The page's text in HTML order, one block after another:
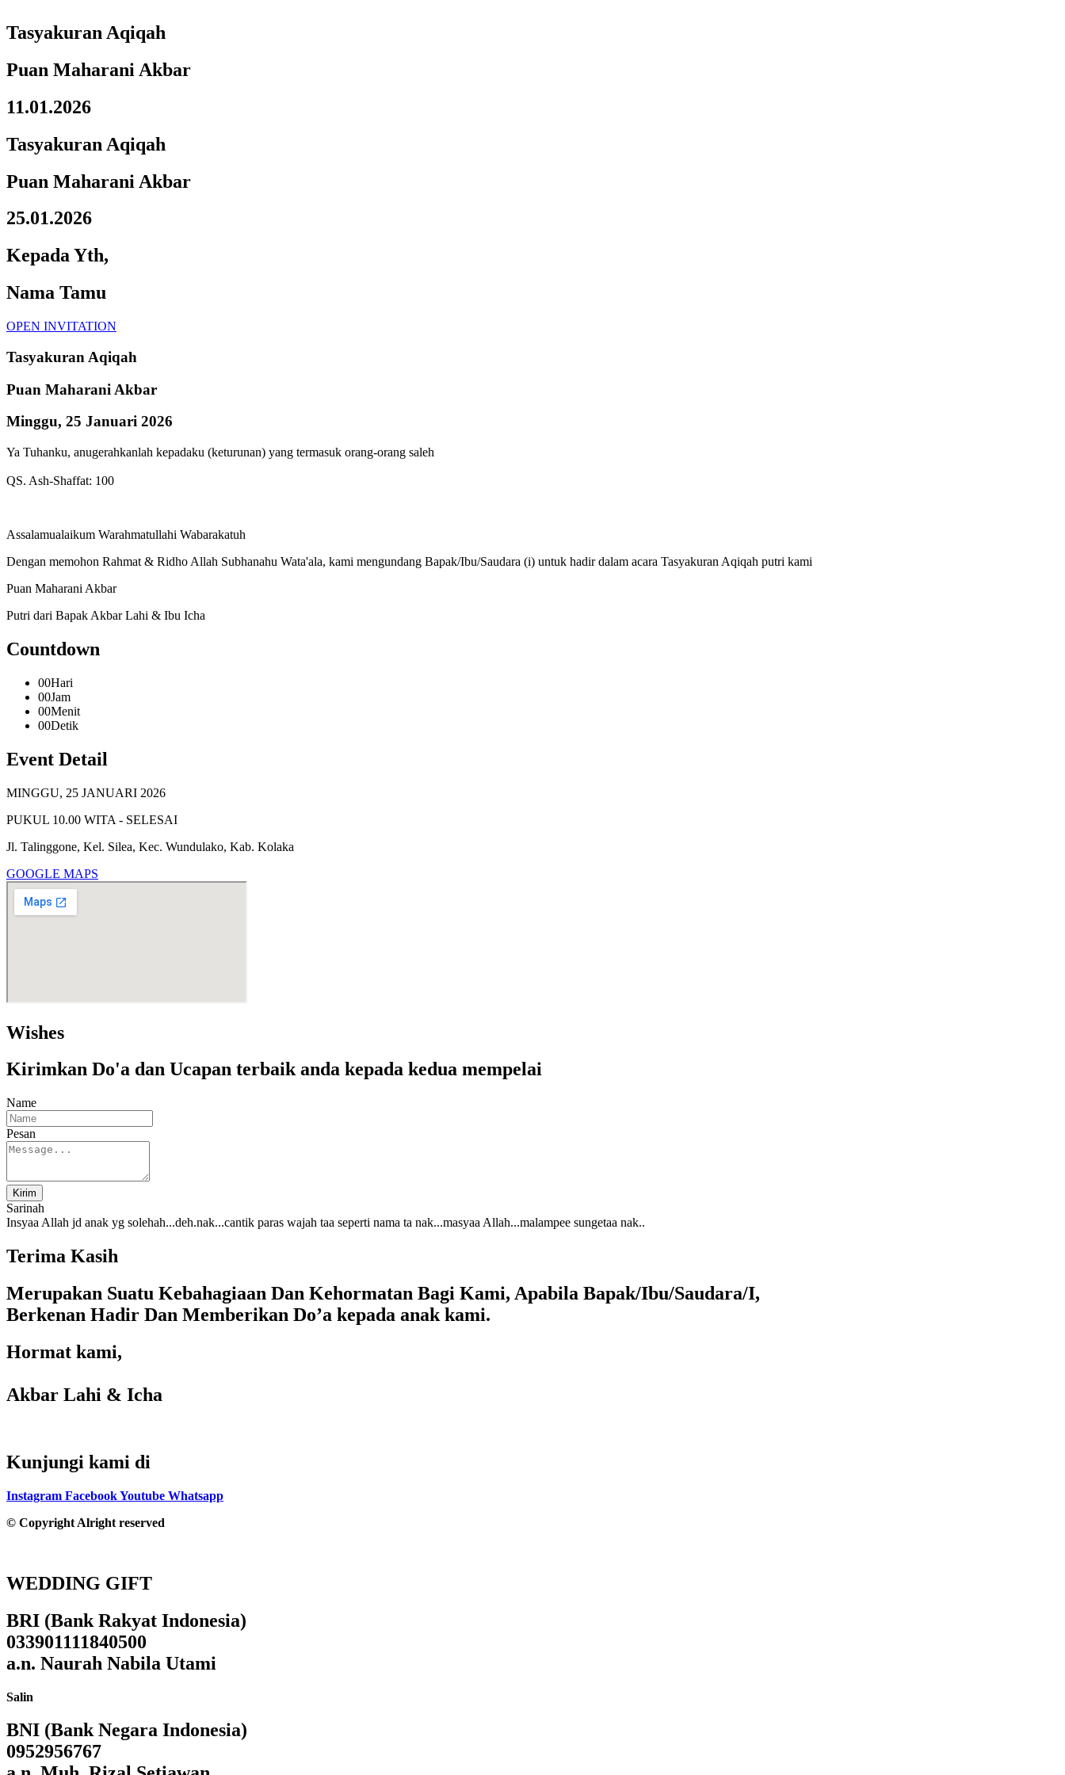
Tasyakuran Aqiqah
Puan Maharani Akbar
11.01.2026
Tasyakuran Aqiqah
Puan Maharani Akbar
25.01.2026
Kepada Yth,
Nama Tamu
OPEN INVITATION
Tasyakuran Aqiqah
Puan Maharani Akbar
Minggu, 25 Januari 2026
Ya Tuhanku, anugerahkanlah kepadaku (keturunan) yang termasuk orang-orang saleh
QS. Ash-Shaffat: 100
Assalamualaikum Warahmatullahi Wabarakatuh
Dengan memohon Rahmat & Ridho Allah Subhanahu Wata'ala, kami mengundang Bapak/Ibu/Saudara (i) untuk hadir dalam acara Tasyakuran Aqiqah putri kami
Puan Maharani Akbar
Putri dari Bapak Akbar Lahi & Ibu Icha
Countdown
00Hari
00Jam
00Menit
00Detik
Event Detail
MINGGU, 25 JANUARI 2026
PUKUL 10.00 WITA - SELESAI
Jl. Talinggone, Kel. Silea, Kec. Wundulako, Kab. Kolaka
GOOGLE MAPS
Wishes
Kirimkan Do'a dan Ucapan terbaik anda kepada kedua mempelai
Name
Pesan
Kirim
Sarinah
Insyaa Allah jd anak yg solehah...deh.nak...cantik paras wajah taa seperti nama ta nak...masyaa Allah...malampee sungetaa nak..
Terima Kasih
Merupakan Suatu Kebahagiaan Dan Kehormatan Bagi Kami, Apabila Bapak/Ibu/Saudara/I,
Berkenan Hadir Dan Memberikan Do’a kepada anak kami.
Hormat kami,
Akbar Lahi & Icha
Kunjungi kami di
Instagram FacebookYoutube Whatsapp
© Copyright Alright reserved
WEDDING GIFT
BRI (Bank Rakyat Indonesia)
033901111840500
a.n. Naurah Nabila Utami
Salin
BNI (Bank Negara Indonesia)
0952956767